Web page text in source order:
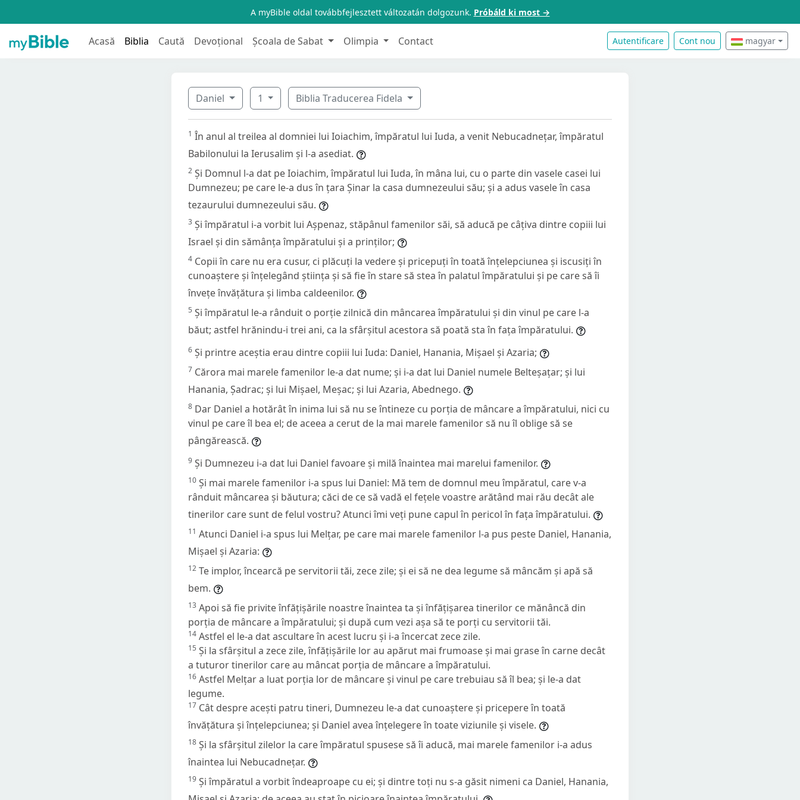
A myBible oldal továbbfejlesztett változatán dolgozunk. Próbáld ki most →
Acasă Biblia Caută Devoțional Școala de Sabat Olimpia Contact Autentificare Cont nou magyar
Daniel 1 Biblia Traducerea Fidela
1 În anul al treilea al domniei lui Ioiachim, împăratul lui Iuda, a venit Nebucadnețar, împăratul
Babilonului la Ierusalim și l-a asediat.
2 Și Domnul l-a dat pe Ioiachim, împăratul lui Iuda, în mâna lui, cu o parte din vasele casei lui
Dumnezeu; pe care le-a dus în țara Șinar la casa dumnezeului său; și a adus vasele în casa
tezaurului dumnezeului său.
3 Și împăratul i-a vorbit lui Așpenaz, stăpânul famenilor săi, să aducă pe câțiva dintre copiii lui
Israel și din sămânța împăratului și a prinților;
4 Copii în care nu era cusur, ci plăcuți la vedere și pricepuți în toată înțelepciunea și iscusiți în
cunoaștere și înțelegând știința și să fie în stare să stea în palatul împăratului și pe care să îi
învețe învățătura și limba caldeenilor.
5 Și împăratul le-a rânduit o porție zilnică din mâncarea împăratului și din vinul pe care l-a
băut; astfel hrănindu-i trei ani, ca la sfârșitul acestora să poată sta în fața împăratului.
6 Și printre aceștia erau dintre copiii lui Iuda: Daniel, Hanania, Mișael și Azaria;
7 Cărora mai marele famenilor le-a dat nume; și i-a dat lui Daniel numele Belteșațar; și lui
Hanania, Șadrac; și lui Mișael, Meșac; și lui Azaria, Abednego.
8 Dar Daniel a hotărât în inima lui să nu se întineze cu porția de mâncare a împăratului, nici cu
vinul pe care îl bea el; de aceea a cerut de la mai marele famenilor să nu îl oblige să se
pângărească.
9 Și Dumnezeu i-a dat lui Daniel favoare și milă înaintea mai marelui famenilor.
10 Și mai marele famenilor i-a spus lui Daniel: Mă tem de domnul meu împăratul, care v-a
rânduit mâncarea și băutura; căci de ce să vadă el fețele voastre arătând mai rău decât ale
tinerilor care sunt de felul vostru? Atunci îmi veți pune capul în pericol în fața împăratului.
11 Atunci Daniel i-a spus lui Melțar, pe care mai marele famenilor l-a pus peste Daniel, Hanania,
Mișael și Azaria:
12 Te implor, încearcă pe servitorii tăi, zece zile; și ei să ne dea legume să mâncăm și apă să
bem.
13 Apoi să fie privite înfățișările noastre înaintea ta și înfățișarea tinerilor ce mănâncă din
porția de mâncare a împăratului; și după cum vezi așa să te porți cu servitorii tăi.
14 Astfel el le-a dat ascultare în acest lucru și i-a încercat zece zile.
15 Și la sfârșitul a zece zile, înfățișările lor au apărut mai frumoase și mai grase în carne decât
a tuturor tinerilor care au mâncat porția de mâncare a împăratului.
16 Astfel Melțar a luat porția lor de mâncare și vinul pe care trebuiau să îl bea; și le-a dat
legume.
17 Cât despre acești patru tineri, Dumnezeu le-a dat cunoaștere și pricepere în toată
învățătura și înțelepciunea; și Daniel avea înțelegere în toate viziunile și visele.
18 Și la sfârșitul zilelor la care împăratul spusese să îi aducă, mai marele famenilor i-a adus
înaintea lui Nebucadnețar.
19 Și împăratul a vorbit îndeaproape cu ei; și dintre toți nu s-a găsit nimeni ca Daniel, Hanania,